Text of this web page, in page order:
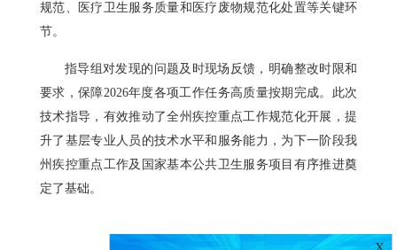
规范、医疗卫生服务质量和医疗废物规范化处置等关键环
节。
指导组对发现的问题及时现场反馈，明确整改时限和
要求，保障2026年度各项工作任务高质量按期完成。此次
技术指导，有效推动了全州疾控重点工作规范化开展，提
升了基层专业人员的技术水平和服务能力，为下一阶段我
州疾控重点工作及国家基本公共卫生服务项目有序推进奠
定了基础。